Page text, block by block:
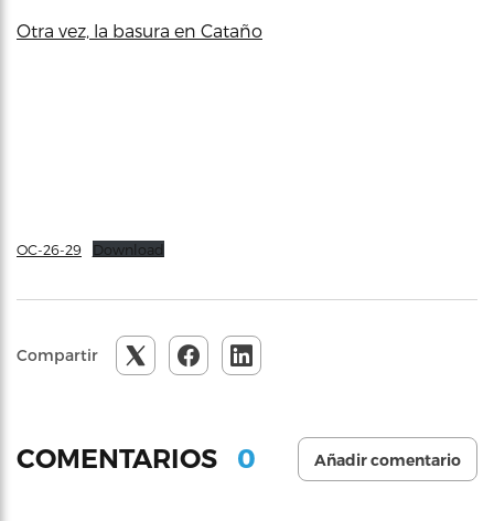
Otra vez, la basura en Cataño
OC-26-29 Download
Compartir
COMENTARIOS 0 Añadir comentario